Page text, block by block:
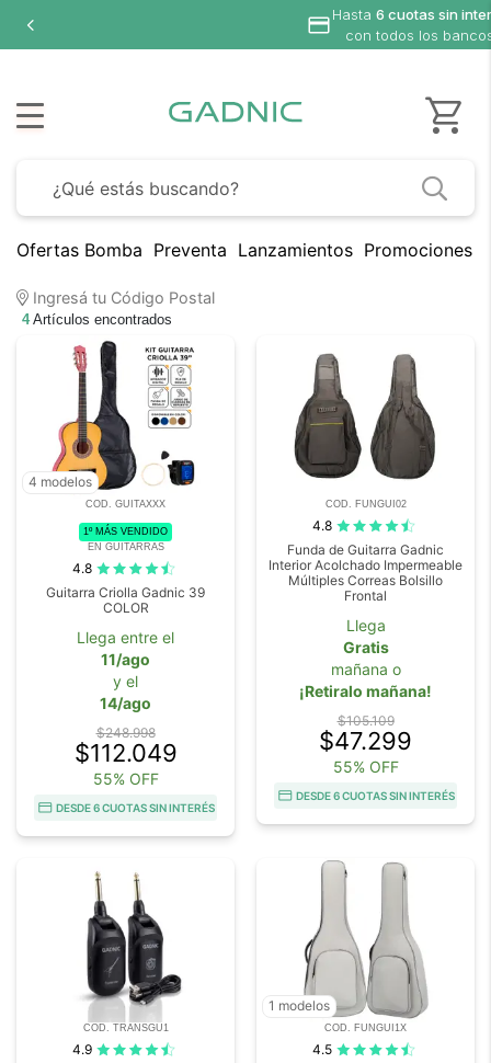
Hasta 6 cuotas sin
con todos los
Ofertas Bomba Preventa Lanzamientos Promociones
Ingresá tu Código Postal
4Artículos encontrados
4 modelos
COD. GUITAXXX
1º MÁS VENDIDO
EN GUITARRAS
4.8
Guitarra Criolla Gadnic 39
COLOR
Llega entre el
11/ago
y el
14/ago
$248.998
$112.049
55% OFF
DESDE 6 CUOTAS SIN INTERÉS
COD. FUNGUI02
4.8
Funda de Guitarra Gadnic
Interior Acolchado Impermeable
Múltiples Correas Bolsillo
Frontal
Llega
Gratis
mañana o
¡Retiralo mañana!
$105.109
$47.299
55% OFF
DESDE 6 CUOTAS SIN INTERÉS
COD. TRANSGU1
4.9
1 modelos
COD. FUNGUI1X
4.5